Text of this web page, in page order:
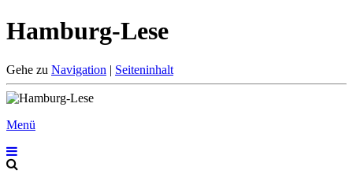
Hamburg-Lese
Gehe zu Navigation | Seiteninhalt
Menü